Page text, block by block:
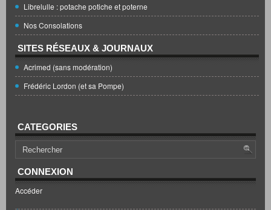
Librelulle : potache potiche et poterne
Nos Consolations
SITES RÉSEAUX & JOURNAUX
Acrimed (sans modération)
Frédéric Lordon (et sa Pompe)
CATEGORIES
CONNEXION
Accéder